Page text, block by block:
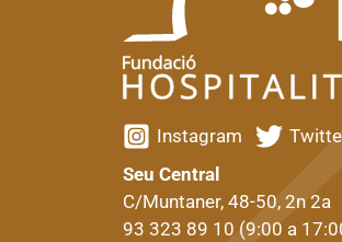
Instagram
Seu Central
C/Muntaner, 48-50, 2n 2a
93 323 89 10 (9:00 a